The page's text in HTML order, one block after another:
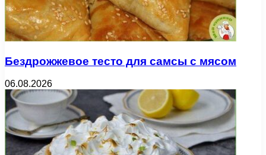
Бездрожжевое тесто для самсы с мясом
06.08.2026